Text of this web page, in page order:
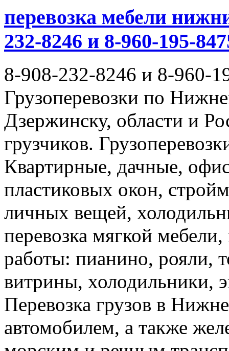
перевозка мебели
232-8246 и 8-960-195-
8-908-232-8246 и 8-960-
Грузоперевозки по
Дзержинску, области и
грузчиков.
Квартирные, дачные,
пластиковых окон,
личных вещей,
перевозка мягкой
работы: пианино, рояли,
витрины, холодильники,
Перевозка грузов в
автомобилем, а также